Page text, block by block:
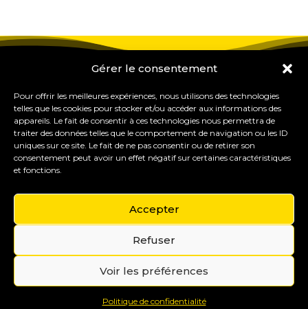
Gérer le consentement
Pour offrir les meilleures expériences, nous utilisons des technologies
telles que les cookies pour stocker et/ou accéder aux informations des
appareils. Le fait de consentir à ces technologies nous permettra de
traiter des données telles que le comportement de navigation ou les ID
uniques sur ce site. Le fait de ne pas consentir ou de retirer son
consentement peut avoir un effet négatif sur certaines caractéristiques
et fonctions.
Accepter
Refuser
Voir les préférences
Politique de confidentialité
Gérer mes cookies
Copyright © 2015-2035 Eureka Study Pro – Formations
& outils pour les professionnels du coaching et de